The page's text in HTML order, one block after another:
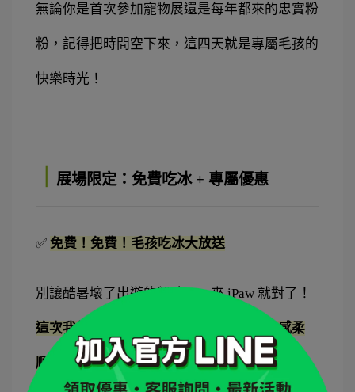
無論你是首次參加寵物展還是每年都來的忠實粉
粉，記得把時間空下來，這四天就是專屬毛孩的
快樂時光！
展場限定：免費吃冰 + 專屬優惠
✅ 免費！免費！毛孩吃冰大放送
別讓酷暑壞了出遊的興致——來 iPaw 就對了！
這次我們精心準備了毛孩專屬的冰品，口感柔
順、食材天然，現場免費提供給每一位毛孩享